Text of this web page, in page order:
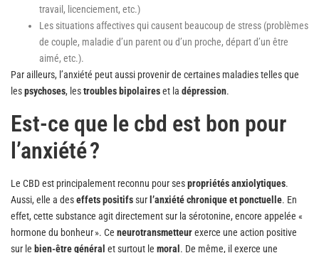
travail, licenciement, etc.)
Les situations affectives qui causent beaucoup de stress (problèmes
de couple, maladie d’un parent ou d’un proche, départ d’un être
aimé, etc.).
Par ailleurs, l’anxiété peut aussi provenir de certaines maladies telles que
lespsychoses, lestroubles bipolaireset la dépression.
Est-ce que le cbd est bon pour
l’anxiété ?
Le CBD est principalement reconnu pour sespropriétés anxiolytiques.
Aussi, elle a deseffets positifssurl’anxiété chronique et ponctuelle. En
effet, cette substance agit directement sur la sérotonine, encore appelée «
hormone du bonheur ». Ce neurotransmetteurexerce une action positive
sur le bien-être général et surtout le moral. De même, il exerce une